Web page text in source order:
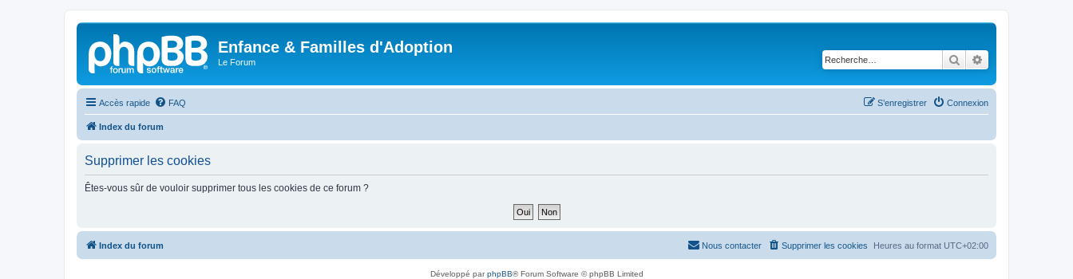
Enfance & Familles d'Adoption
Le Forum Rechercher
Accès rapide FAQ Connexion
S’enregistrer
Index du forum
Supprimer les cookies
Êtes-vous sûr de vouloir supprimer tous les cookies de ce forum ?
Index du forum Heures au format UTC+02:00
Supprimer les cookies
Nous contacter
Développé parphpBB® Forum Software © phpBB Limited